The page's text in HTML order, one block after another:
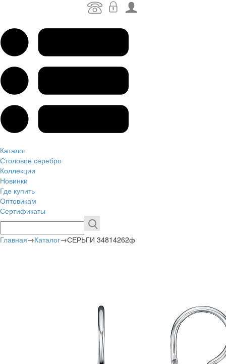
Каталог
Столовое серебро
Коллекции
Новинки
Где купить
Оптовикам
Сертификаты
Главная→Каталог→СЕРЬГИ 34814262ф